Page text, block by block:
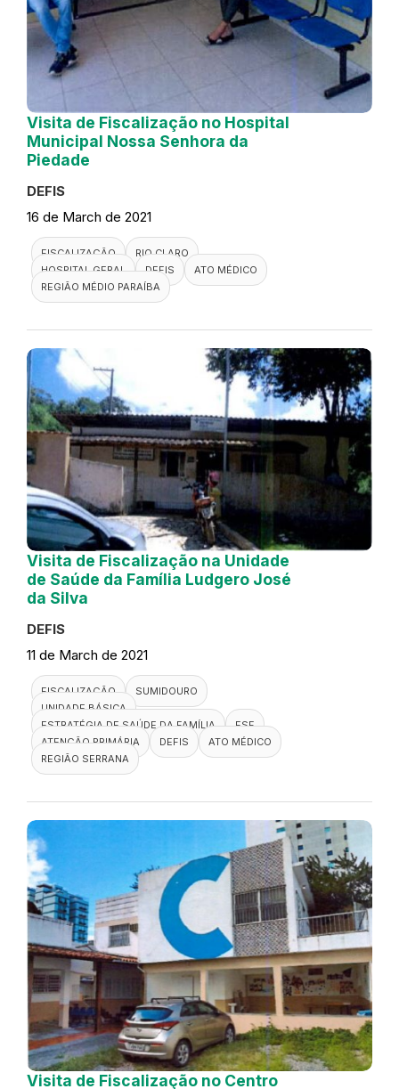
Visita de Fiscalização no Hospital
Municipal Nossa Senhora da
Piedade
DEFIS
16 de March de 2021
FISCALIZAÇÃO
RIO CLARO
HOSPITAL GERAL
DEFIS
ATO MÉDICO
REGIÃO MÉDIO PARAÍBA
Visita de Fiscalização na Unidade
de Saúde da Família Ludgero José
da Silva
DEFIS
11 de March de 2021
FISCALIZAÇÃO
SUMIDOURO
UNIDADE BÁSICA
ESTRATÉGIA DE SAÚDE DA FAMÍLIA
ESF
ATENÇÃO PRIMÁRIA
DEFIS
ATO MÉDICO
REGIÃO SERRANA
Visita de Fiscalização no Centro